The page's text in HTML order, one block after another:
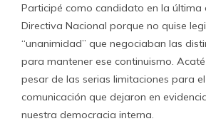
Participé como candidato en la última
Directiva Nacional porque no quise
“unanimidad” que negociaban las
para mantener ese continuismo.
pesar de las serias limitaciones para
comunicación que dejaron en
nuestra democracia interna.